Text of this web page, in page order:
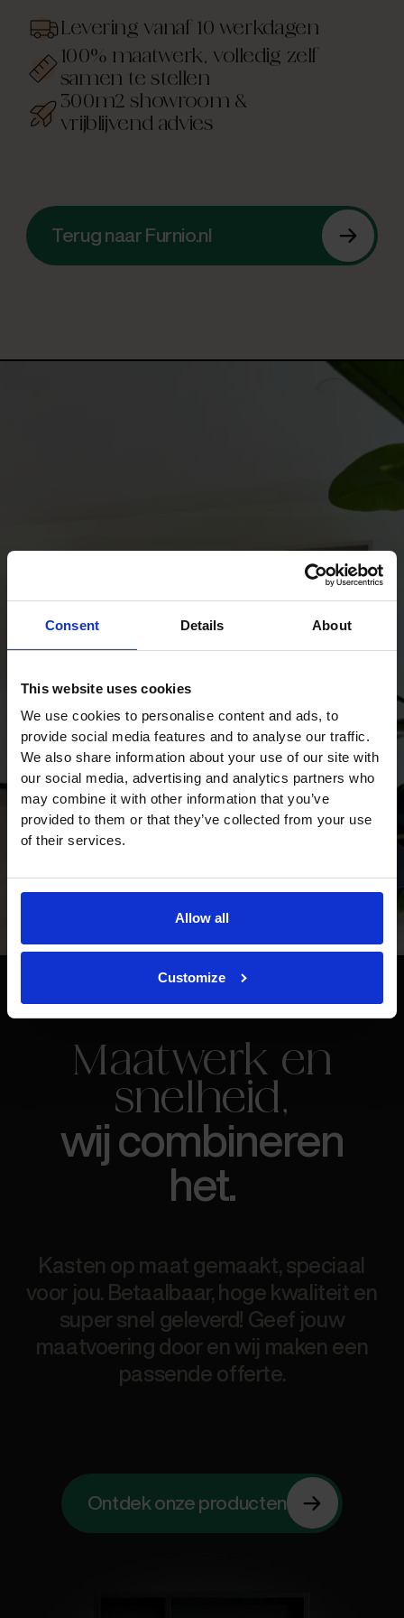
Consent Details About
This website uses cookies
We use cookies to personalise content and ads, to
provide social media features and to analyse our traffic.
We also share information about your use of our site with
our social media, advertising and analytics partners who
may combine it with other information that you’ve
provided to them or that they’ve collected from your use
of their services.
Allow all
Customize
Levering vanaf 10 werkdagen
100% maatwerk, volledig zelf
samen te stellen
300m2 showroom &
vrijblijvend advies
Terug naar Furnio.nl
Maatwerk en
snelheid,
wij combineren
het.
Kasten op maat gemaakt, speciaal
voor jou. Betaalbaar, hoge kwaliteit en
super snel geleverd! Geef jouw
maatvoering door en wij maken een
passende offerte.
Ontdek onze producten